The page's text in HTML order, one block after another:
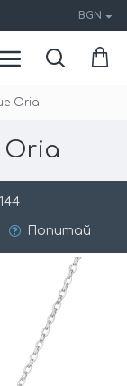
BGN
Oria
Oria
Попитай